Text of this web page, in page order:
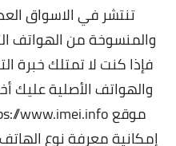
تنتشر في الاسواق
والمنسوخة من الهواتف
فإذا كنت لا تمتلك خبرة
والهواتف الأصلية عليك
موقعwww.imei.info
إمكانية معرفة نوع